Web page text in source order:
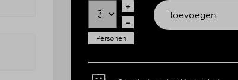
Personen
Toevoegen